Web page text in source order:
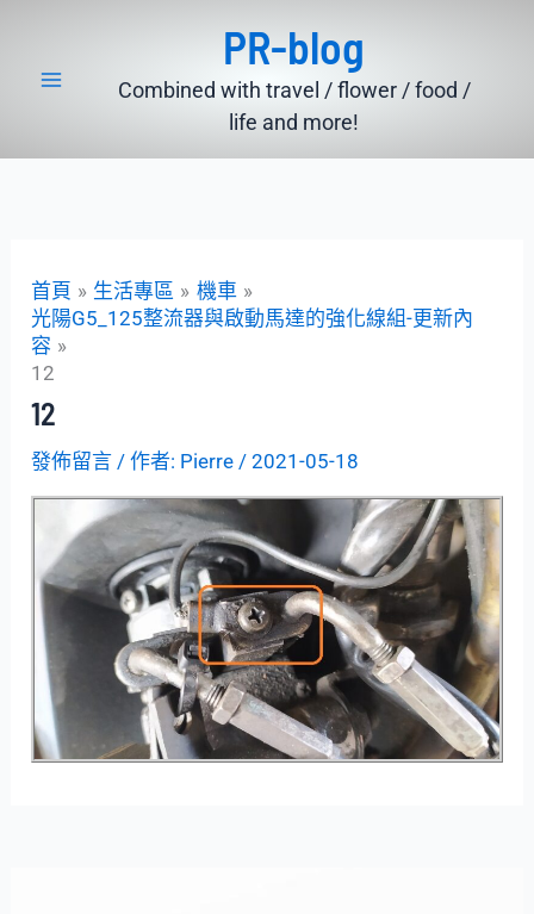
PR-blog
Combined with travel / flower / food /
life and more!
首頁 生活專區
機車
光陽G5_125整流器與啟動馬達的強化線組-更新內
容
12
12
發佈留言 / 作者: Pierre /2021-05-18